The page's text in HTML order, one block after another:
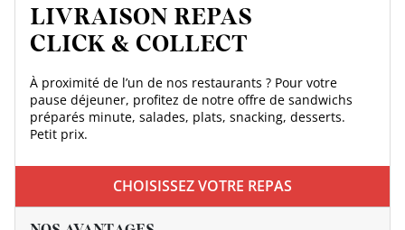
MON
DEVENIR
LIVRAISON REPAS
CLICK & COLLECT
À proximité de l’un de nos restaurants ? Pour votre
pause déjeuner, profitez de notre offre de sandwichs
préparés minute, salades, plats, snacking, desserts.
Petit prix.
CHOISISSEZ VOTRE REPAS